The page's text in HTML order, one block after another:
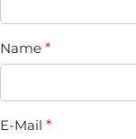
Name *
E-Mail *